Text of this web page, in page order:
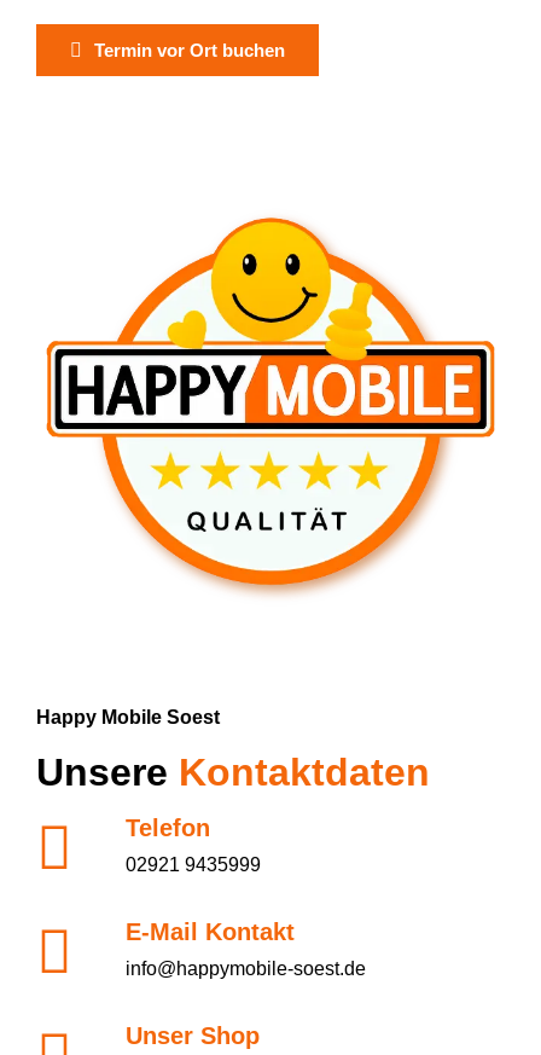
Termin vor Ort buchen
Happy Mobile Soest
Unsere Kontaktdaten
Telefon
02921 9435999
E-Mail Kontakt
info@happymobile-soest.de
Unser Shop